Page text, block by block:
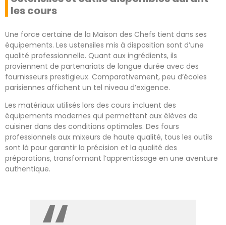
les cours
Une force certaine de la Maison des Chefs tient dans ses
équipements. Les ustensiles mis à disposition sont d’une
qualité professionnelle. Quant aux ingrédients, ils
proviennent de partenariats de longue durée avec des
fournisseurs prestigieux. Comparativement, peu d’écoles
parisiennes affichent un tel niveau d’exigence.
Les matériaux utilisés lors des cours incluent des
équipements modernes qui permettent aux élèves de
cuisiner dans des conditions optimales. Des fours
professionnels aux mixeurs de haute qualité, tous les outils
sont là pour garantir la précision et la qualité des
préparations, transformant l’apprentissage en une aventure
authentique.